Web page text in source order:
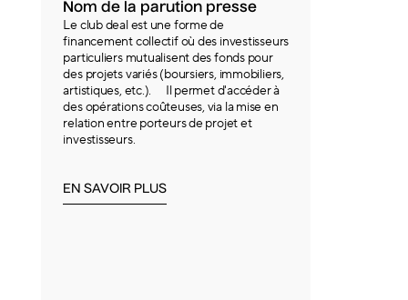
Nom de la parution presse
Le club deal est une forme de
financement collectif où des investisseurs
particuliers mutualisent des fonds pour
des projets variés (boursiers, immobiliers,
artistiques, etc.). Il permet d'accéder à
des opérations coûteuses, via la mise en
relation entre porteurs de projet et
investisseurs.
EN SAVOIR PLUS